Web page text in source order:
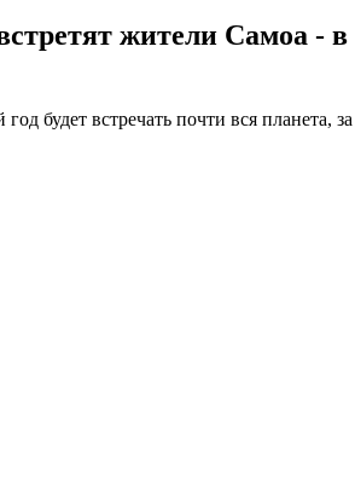
жители Самоа - в
будет встречать почти вся планета,